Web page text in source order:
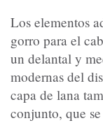
Los elementos
gorro para el
un delantal y
modernas del
capa de lana
conjunto, que